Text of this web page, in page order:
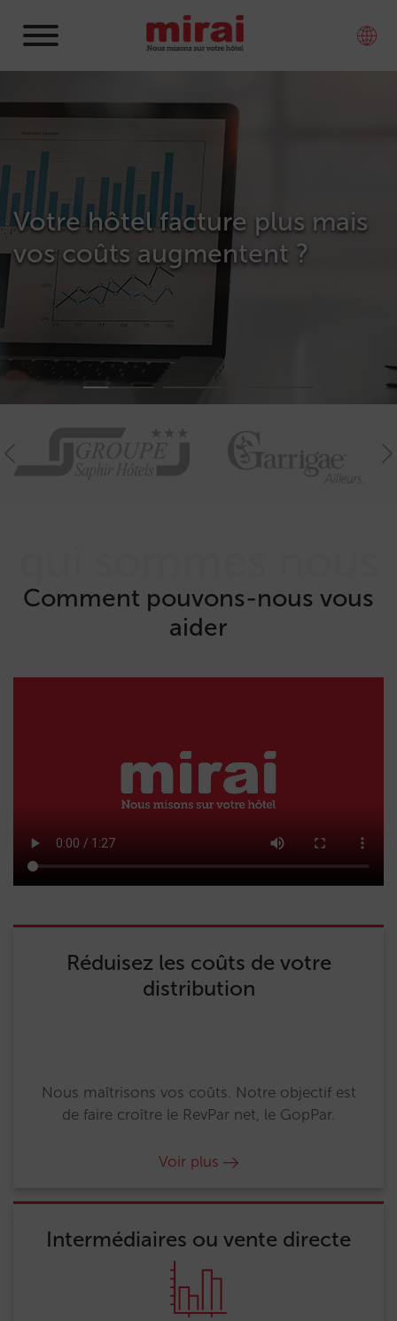
Votre hôtel facture plus mais
vos coûts augmentent ?
Comment pouvons-nous vous
aider
Réduisez les coûts de votre
distribution
Nous maîtrisons vos coûts. Notre objectif est
de faire croître le RevPar net, le GopPar.
Voir plus
Intermédiaires ou vente directe